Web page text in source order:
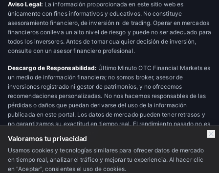
Aviso Legal: La información proporcionada en este sitio web es
únicamente con fines informativos y educativos. No constituye
asesoramiento financiero, de inversión ni de trading. Operar en mercados
financieros conlleva un alto nivel de riesgo y puede no ser adecuado para
todos los inversores. Antes de tomar cualquier decisión de inversión,
consulte con un asesor financiero profesional.
Descargo de Responsabilidad: Último Minuto OTC Financial Markets es
un medio de información financiera; no somos broker, asesor de
inversiones registrado ni gestor de patrimonios, y no ofrecemos
recomendaciones personalizadas. No nos hacemos responsables de las
pérdidas o daños que puedan derivarse del uso de la información
publicada en este portal. Los datos de mercado pueden tener retrasos y
no garantizamos su exactitud en tiempo real. El rendimiento pasado no es
© 2026 Último Minuto OTC Financial Markets. Todos los derechos
Valoramos tu privacidad
Usamos cookies y tecnologías similares para ofrecer datos de mercado
en tiempo real, analizar el tráfico y mejorar tu experiencia. Al hacer clic
en "Aceptar", consientes el uso de cookies.